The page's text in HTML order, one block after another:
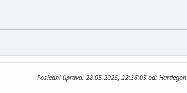
Poslední úprava: 28.05.2025, 22:36:05 od: Hardegon